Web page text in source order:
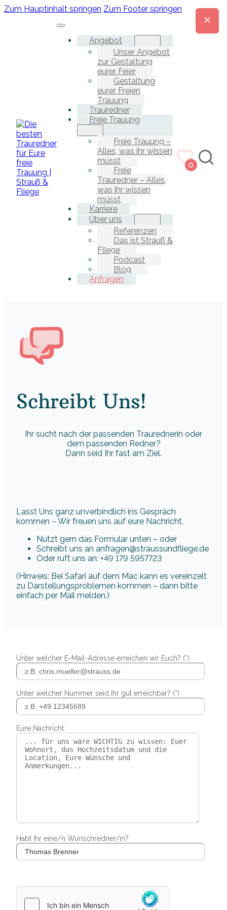
Zum Hauptinhalt springen Zum Footer springen
Angebot
Unser Angebot
zur Gestaltung
eurer Feier
Gestaltung
eurer Freien
Trauung
Trauredner
Freie Trauung
Freie Trauung –
Alles, was ihr wissen
müsst
Freie
Trauredner – Alles,
was ihr wissen
müsst
Karriere
Über uns
Referenzen
Das ist Strauß &
Fliege
Podcast
Blog
Anfragen
0
Schreibt Uns!
Ihr sucht nach der passenden Traurednerin oder
dem passenden Redner?
Dann seid Ihr fast am Ziel.
Lasst Uns ganz unverbindlich ins Gespräch
kommen – Wir freuen uns auf eure Nachricht.
Nutzt gern das Formular unten – oder
Schreibt uns an anfragen@straussundfliege.de
Oder ruft uns an: +49 179 5957723
(Hinweis: Bei Safari auf dem Mac kann es vereinzelt
zu Darstellungsproblemen kommen – dann bitte
einfach per Mail melden.)
Unter welcher E-Mail-Adresse erreichen wir Euch? (*)
Unter welcher Nummer seid Ihr gut erreichbar? (*)
Eure Nachricht:
Habt Ihr eine/n Wunschredner/in?